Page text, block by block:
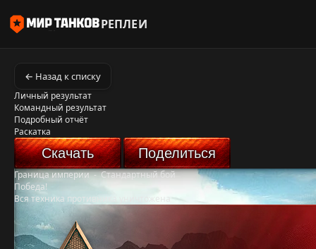
РЕПЛЕИ
← Назад к списку
Личный результат
Командный результат
Подробный отчёт
Раскатка
Скачать Поделиться
Граница империи-Стандартный бой
Победа!
Вся техника противника уничтожена